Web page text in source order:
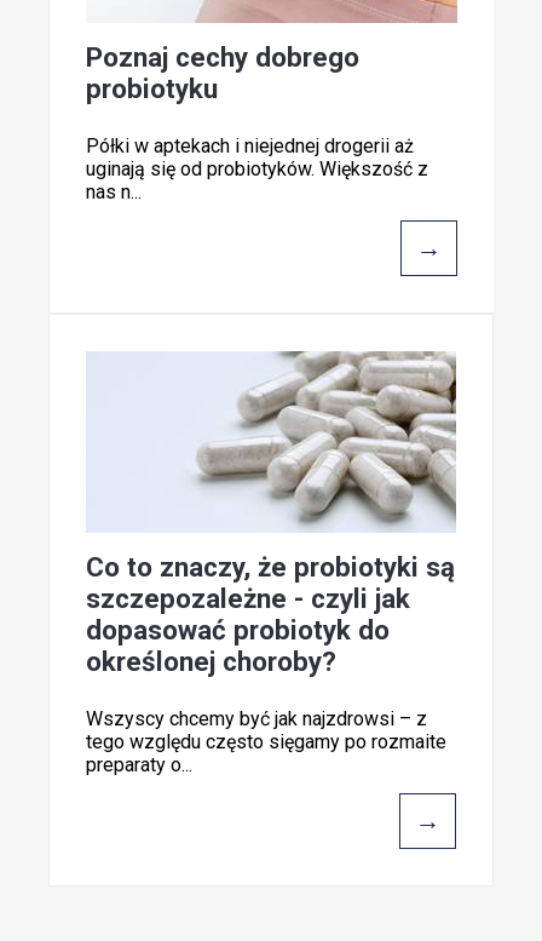
Poznaj cechy dobrego
probiotyku
Półki w aptekach i niejednej drogerii aż
uginają się od probiotyków. Większość z
nas n...
→
Co to znaczy, że probiotyki są
szczepozależne - czyli jak
dopasować probiotyk do
określonej choroby?
Wszyscy chcemy być jak najzdrowsi – z
tego względu często sięgamy po rozmaite
preparaty o...
→